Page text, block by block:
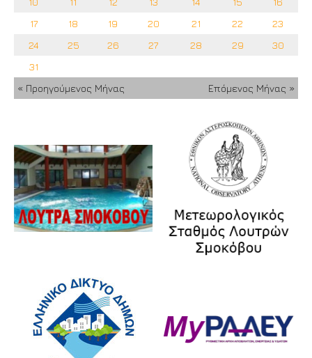
17
18 19 20 21 22
23
24
25 26 27 28 29
30
31
« Προηγούμενος Μήνας
Επόμενος Μήνας »